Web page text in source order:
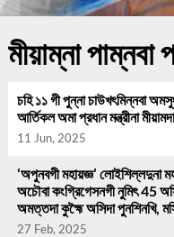
মীয়াম্না পাম্নবা
চহি ১১ গী পুন্না চাউখৎমিন্নবা
আর্তিকল অমা প্রধান মন্ত্রীনা
11 Jun, 2025
‘অপুনবগী মহায়জ্ঞ’ লোইশিল্লদুনা
অচৌবা কংগ্রিগেসনগী নুমিৎ 45
অমত্তদা কুহ্মৈ অসিদা পুনশিনখি,
27 Feb, 2025